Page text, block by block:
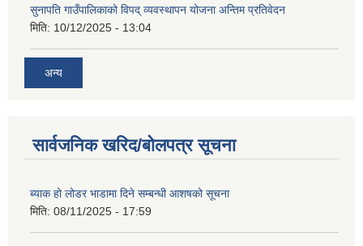
सुनापति गाउँपालिकाको विपद् व्यवस्थापन योजना अन्तिम प्रतिवेदन
मिति: 10/12/2025 - 13:04
अन्य
सार्वजनिक खरिद/बोलपत्र सूचना
ब्याक हो लोडर भाडामा दिने सम्बन्धी आशषको सूचना
मिति: 08/11/2025 - 17:59